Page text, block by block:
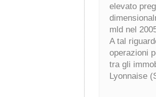
elevato
mld nel
A tal
operazioni
tra gli
Lyonnaise